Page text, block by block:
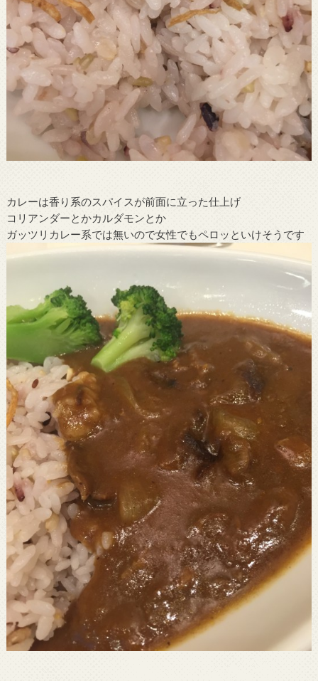
カレーは香り系のスパイスが前面に立った仕上げ
コリアンダーとかカルダモンとか
ガッツリカレー系では無いので女性でもペロッといけそうです